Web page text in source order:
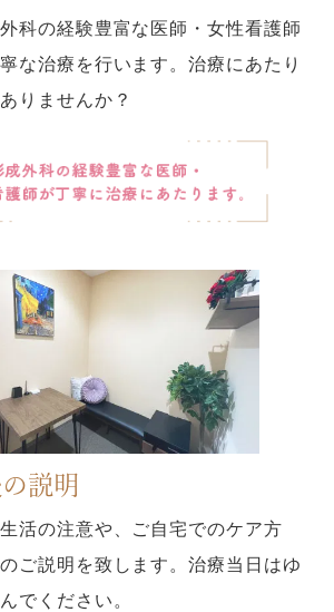
科の経験豊富な医師・女性看護師
な治療を行います。治療にあたり
りませんか？
説明
活の注意や、ご自宅でのケア方
ご説明を致します。治療当日はゆ
でください。